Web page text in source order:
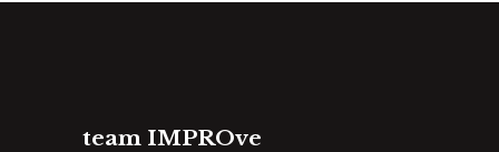
team IMPROve